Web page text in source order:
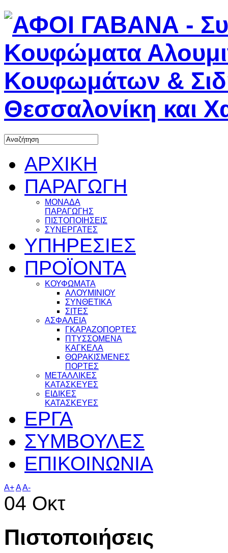
ΑΡΧΙΚΗ
ΠΑΡΑΓΩΓΗ
ΜΟΝΑΔΑ
ΠΑΡΑΓΩΓΗΣ
ΠΙΣΤΟΠΟΙΗΣΕΙΣ
ΣΥΝΕΡΓΑΤΕΣ
ΥΠΗΡΕΣΙΕΣ
ΠΡΟΪΟΝΤΑ
ΚΟΥΦΩΜΑΤΑ
ΑΛΟΥΜΙΝΙΟΥ
ΣΥΝΘΕΤΙΚΑ
ΣΙΤΕΣ
ΑΣΦΑΛΕΙΑ
ΓΚΑΡΑΖΟΠΟΡΤΕΣ
ΠΤΥΣΣΟΜΕΝΑ
ΚΑΓΚΕΛΑ
ΘΩΡΑΚΙΣΜΕΝΕΣ
ΠΟΡΤΕΣ
ΜΕΤΑΛΛΙΚΕΣ
ΚΑΤΑΣΚΕΥΕΣ
ΕΙΔΙΚΕΣ
ΚΑΤΑΣΚΕΥΕΣ
ΕΡΓΑ
ΣΥΜΒΟΥΛΕΣ
ΕΠΙΚΟΙΝΩΝΙΑ
A+AA-
04 Οκτ
Πιστοποιήσεις